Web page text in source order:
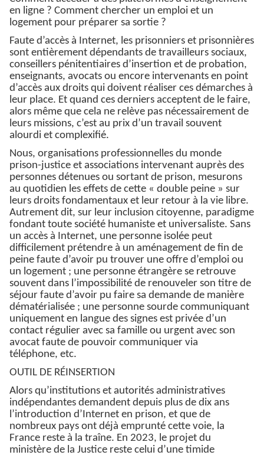
en ligne ? Comment chercher un emploi et un
logement pour préparer sa sortie ?
Faute d’accès à Internet, les prisonniers et prisonnières
sont entièrement dépendants de travailleurs sociaux,
conseillers pénitentiaires d’insertion et de probation,
enseignants, avocats ou encore intervenants en point
d’accès aux droits qui doivent réaliser ces démarches à
leur place. Et quand ces derniers acceptent de le faire,
alors même que cela ne relève pas nécessairement de
leurs missions, c’est au prix d’un travail souvent
alourdi et complexifié.
Nous, organisations professionnelles du monde
prison-justice et associations intervenant auprès des
personnes détenues ou sortant de prison, mesurons
au quotidien les effets de cette « double peine » sur
leurs droits fondamentaux et leur retour à la vie libre.
Autrement dit, sur leur inclusion citoyenne, paradigme
fondant toute société humaniste et universaliste. Sans
un accès à Internet, une personne isolée peut
difficilement prétendre à un aménagement de fin de
peine faute d’avoir pu trouver une offre d’emploi ou
un logement ; une personne étrangère se retrouve
souvent dans l’impossibilité de renouveler son titre de
séjour faute d’avoir pu faire sa demande de manière
dématérialisée ; une personne sourde communiquant
uniquement en langue des signes est privée d’un
contact régulier avec sa famille ou urgent avec son
avocat faute de pouvoir communiquer via
téléphone, etc.
OUTIL DE RÉINSERTION
Alors qu’institutions et autorités administratives
indépendantes demandent depuis plus de dix ans
l’introduction d’Internet en prison, et que de
nombreux pays ont déjà emprunté cette voie, la
France reste à la traîne. En 2023, le projet du
ministère de la Justice reste celui d’une timide